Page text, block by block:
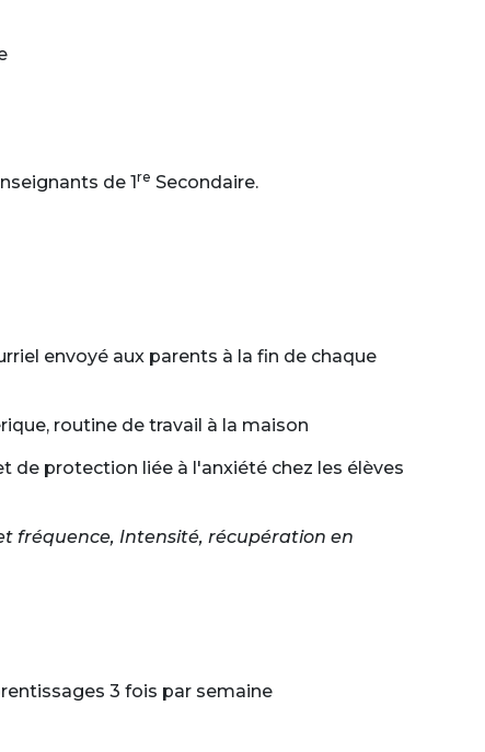
de 1re Secondaire.
envoyé aux parents à la fin de chaque
routine de travail à la maison
de protection liée à l'anxiété chez les élèves
fréquence, Intensité, récupération en
3 fois par semaine